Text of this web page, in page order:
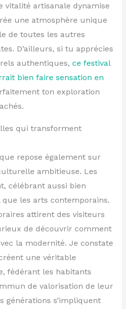
vitalité artisanale dynamise
une atmosphère unique
de toutes les autres
D’ailleurs, si tu apprécies
authentiques, ce festival
bien faire sensation en
ton exploration
qui transforment
repose également sur
ambitieuse. Les
célébrant aussi bien
que les arts contemporains.
attirent des visiteurs
de découvrir comment
la modernité. Je constate
une véritable
fédérant les habitants
de valorisation de leur
générations s’impliquent